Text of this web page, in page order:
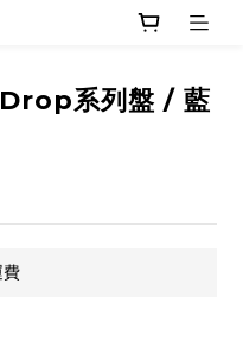
系列盤 / 藍